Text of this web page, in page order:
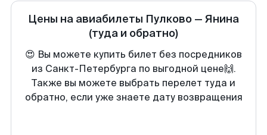
Цены на авиабилеты Пулково — Янина
(туда и обратно)
😍 Вы можете купить билет без посредников
из Санкт-Петербурга по выгодной цене🙌.
Также вы можете выбрать перелет туда и
обратно, если уже знаете дату возвращения